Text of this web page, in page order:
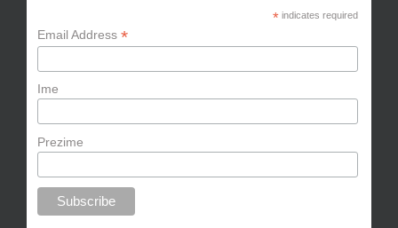
*indicates required
Email Address *
Ime
Prezime